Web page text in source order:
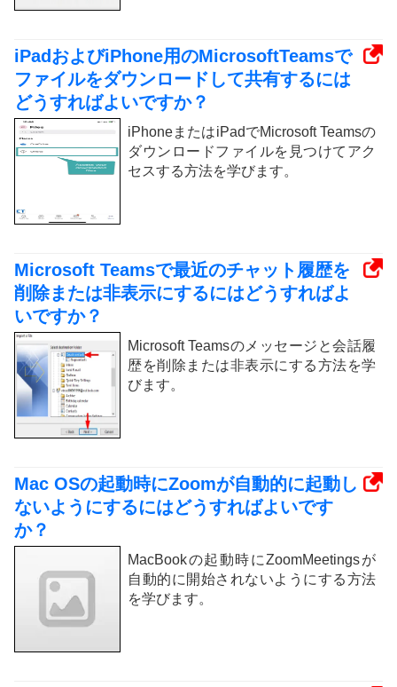
iPadおよびiPhone用のMicrosoftTeamsで
ファイルをダウンロードして共有するには
どうすればよいですか？
iPhoneまたはiPadでMicrosoft Teamsの
ダウンロードファイルを見つけてアク
セスする方法を学びます。
Microsoft Teamsで最近のチャット履歴を
削除または非表示にするにはどうすればよ
いですか？
Microsoft Teamsのメッセージと会話履
歴を削除または非表示にする方法を学
びます。
Mac OSの起動時にZoomが自動的に起動し
ないようにするにはどうすればよいです
か？
MacBookの起動時にZoomMeetingsが
自動的に開始されないようにする方法
を学びます。